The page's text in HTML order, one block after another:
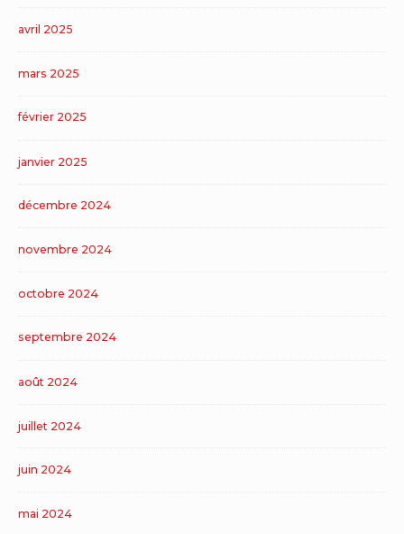
avril 2025
mars 2025
février 2025
janvier 2025
décembre 2024
novembre 2024
octobre 2024
septembre 2024
août 2024
juillet 2024
juin 2024
mai 2024